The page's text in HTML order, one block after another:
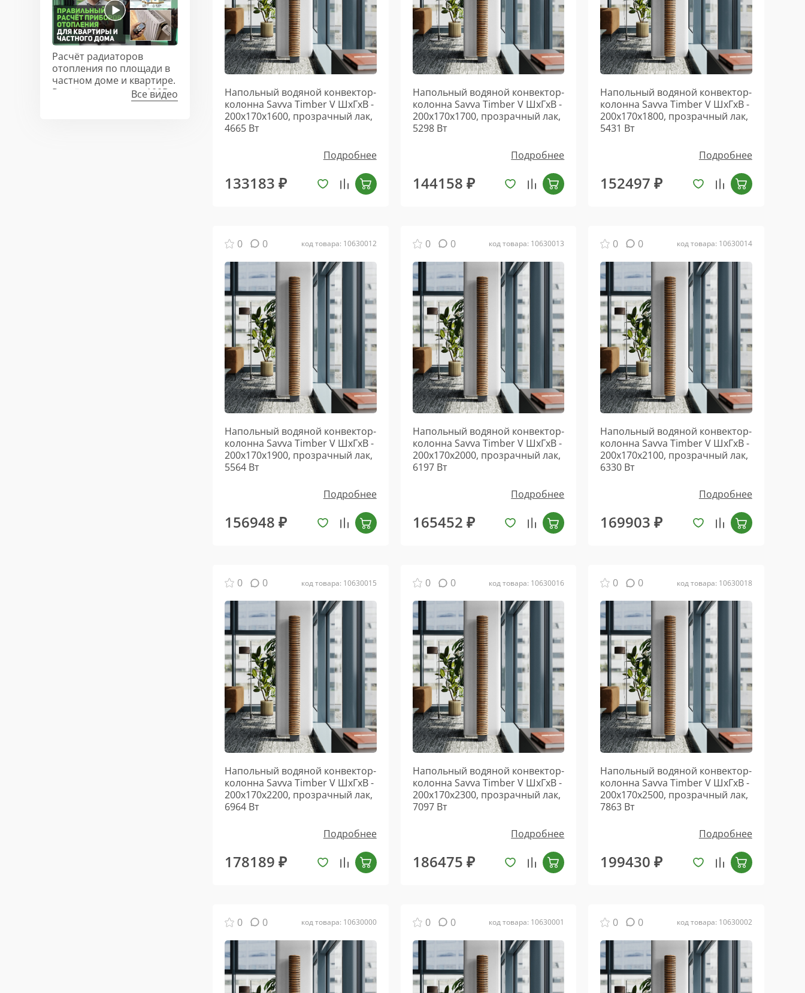
Расчёт радиаторов
отопления по площади в
частном доме и квартире.
Расчёт по площади 100Вт
Все видео
Напольный водяной конвектор-
колонна Savva Timber V ШхГхВ -
200х170х1600, прозрачный лак,
4665 Вт
Подробнее
133183 ₽
Напольный водяной конвектор-
колонна Savva Timber V ШхГхВ -
200х170х1700, прозрачный лак,
5298 Вт
Подробнее
144158 ₽
Напольный водяной конвектор-
колонна Savva Timber V ШхГхВ -
200х170х1800, прозрачный лак,
5431 Вт
Подробнее
152497 ₽
0 0 код товара: 10630012
Напольный водяной конвектор-
колонна Savva Timber V ШхГхВ -
200х170х1900, прозрачный лак,
5564 Вт
Подробнее
156948 ₽
0 0 код товара: 10630013
Напольный водяной конвектор-
колонна Savva Timber V ШхГхВ -
200х170х2000, прозрачный лак,
6197 Вт
Подробнее
165452 ₽
0 0 код товара: 10630014
Напольный водяной конвектор-
колонна Savva Timber V ШхГхВ -
200х170х2100, прозрачный лак,
6330 Вт
Подробнее
169903 ₽
0 0 код товара: 10630015
Напольный водяной конвектор-
колонна Savva Timber V ШхГхВ -
200х170х2200, прозрачный лак,
6964 Вт
Подробнее
178189 ₽
0 0 код товара: 10630016
Напольный водяной конвектор-
колонна Savva Timber V ШхГхВ -
200х170х2300, прозрачный лак,
7097 Вт
Подробнее
186475 ₽
0 0 код товара: 10630018
Напольный водяной конвектор-
колонна Savva Timber V ШхГхВ -
200х170х2500, прозрачный лак,
7863 Вт
Подробнее
199430 ₽
0 0 код товара: 10630000 0 0 код товара: 10630001 0 0 код товара: 10630002